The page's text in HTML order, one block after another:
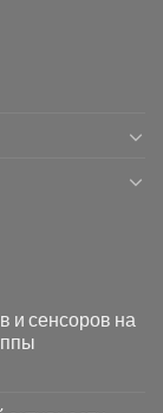
и сенсоров на